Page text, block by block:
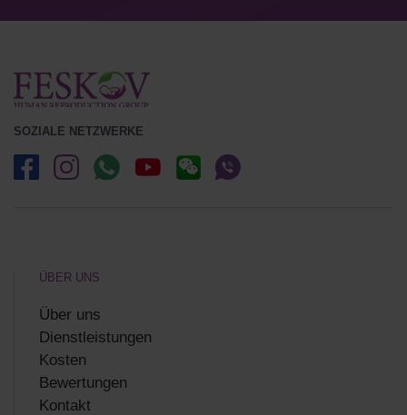
SOZIALE NETZWERKE
ÜBER UNS
Über uns
Dienstleistungen
Kosten
Bewertungen
Kontakt